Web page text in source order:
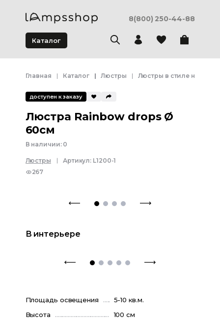
8(800) 250-44-88
Каталог
Главная Каталог Люстры Люстры в стиле
доступен к заказу
Люстра Rainbow drops Ø
60см
В наличии: 0
Люстры Артикул: L1200-1
267
В интерьере
Площадь освещения
5-10 кв.м.
Высота
100 см